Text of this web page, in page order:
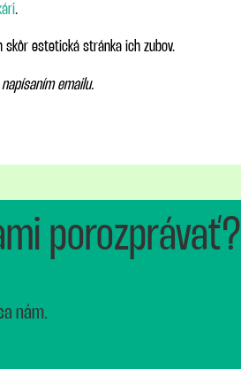
.
estetická stránka ich zubov.
emailu.
porozprávať?
nám.